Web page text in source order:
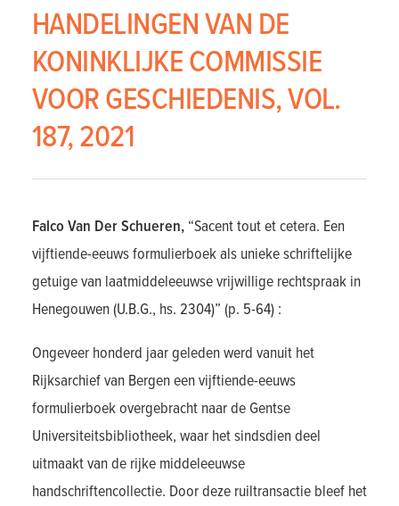
HANDELINGEN VAN DE
KONINKLIJKE COMMISSIE
VOOR GESCHIEDENIS, VOL.
187, 2021
Falco Van Der Schueren, “Sacent tout et cetera. Een
vijftiende-eeuws formulierboek als unieke schriftelijke
getuige van laatmiddeleeuwse vrijwillige rechtspraak in
Henegouwen (U.B.G., hs. 2304)” (p. 5-64) :
Ongeveer honderd jaar geleden werd vanuit het
Rijksarchief van Bergen een vijftiende-eeuws
formulierboek overgebracht naar de Gentse
Universiteitsbibliotheek, waar het sindsdien deel
uitmaakt van de rijke middeleeuwse
handschriftencollectie. Door deze ruiltransactie bleef het